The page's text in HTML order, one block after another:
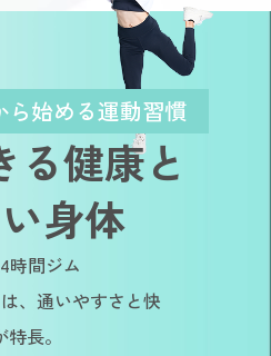
ら始める運動習慣
る健康と
身体
時間ジム
、通いやすさと快
長。